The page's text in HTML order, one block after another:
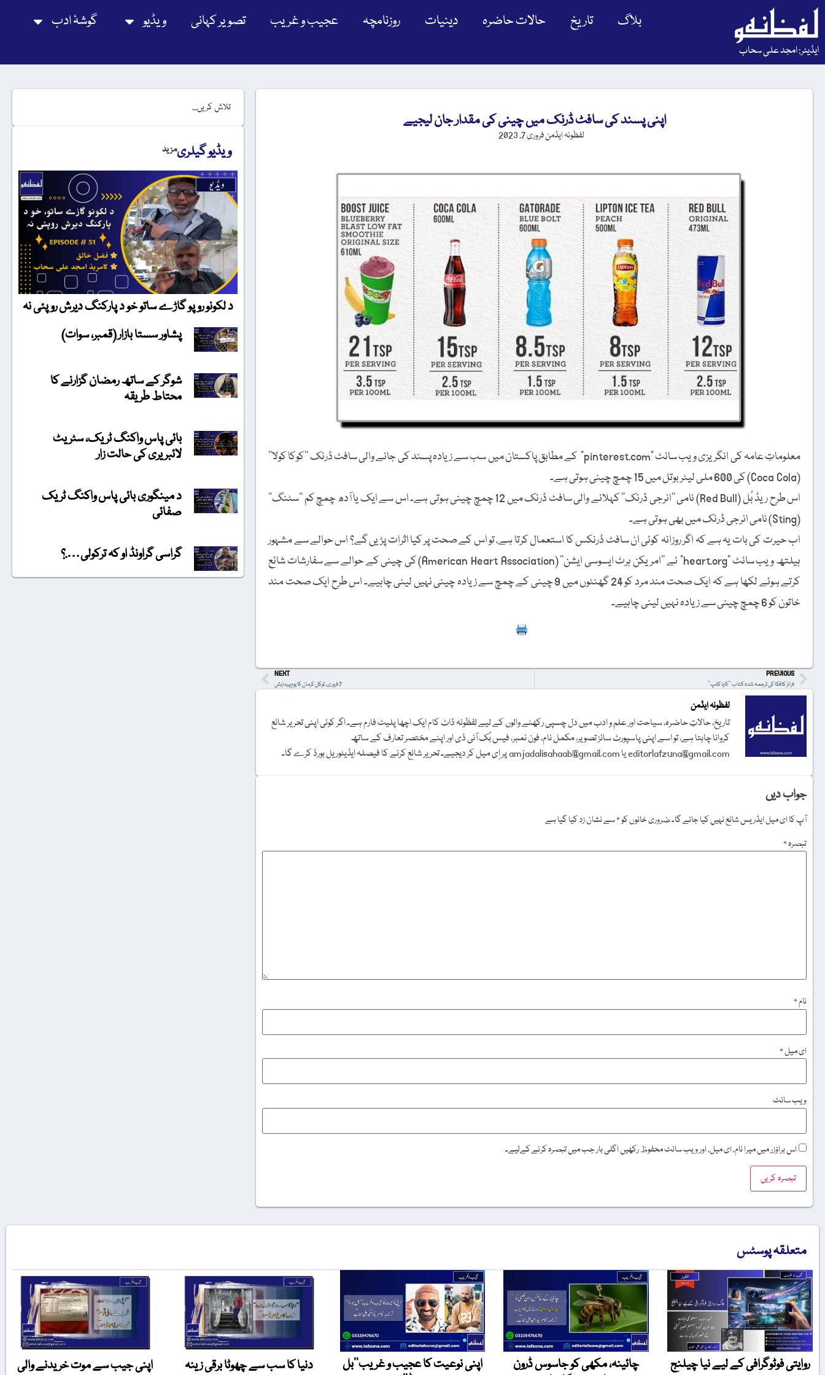
ایڈیٹر: امجد علی سحاب
بلاگ تاریخ حالات حاضرہ دینیات روزنامچہ عجیب و غریب تصویر کہانی ویڈیو گوشۂ ادب
اپنی پسند کی سافٹ ڈرنک میں چینی کی مقدار جان لیجیے
لفظونہ ایڈمنفروری 7, 2023
معلوماتِ عامہ کی انگریزی ویب سائٹ "pinterest.com” کے مطابق پاکستان میں سب سے زیادہ پسند کی جانے والی سافٹ ڈرنک ’’کوکا کولا‘‘
(Coca Cola) کی 600 ملی لیٹر بوتل میں 15 چمچ چینی ہوتی ہے۔
اس طرح ریڈ بُل (Red Bull) نامی ’’انرجی ڈرنک‘‘ کہلانے والی سافٹ ڈرنک میں 12 چمچ چینی ہوتی ہے۔ اس سے ایک یا آدھ چمچ کم ’’سٹنگ‘‘
(Sting) نامی انرجی ڈرنک میں بھی ہوتی ہے۔
اب حیرت کی بات یہ ہے کہ اگر روزانہ کوئی ان سافٹ ڈرنکس کا استعمال کرتا ہے، تو اس کے صحت پر کیا اثرات پڑیں گے؟ اس حوالے سے مشہور
ہیلتھ ویب سائٹ "heart.org” نے ’’امریکن ہرٹ ایسوسی ایشن‘‘ (American Heart Association) کی چینی کے حوالے سے سفارشات شائع
کرتے ہوئے لکھا ہے کہ ایک صحت مند مرد کو 24 گھنٹوں میں 9 چینی کے چمچ سے زیادہ چینی نہیں لینی چاہیے۔ اس طرح ایک صحت مند
خاتون کو 6 چمچ چینی سے زیادہ نہیں لینی چاہیے۔
PREVIOUS
فرانز کافکا کی ترجمہ شدہ کتاب ’’کایا کلپ‘‘
NEXT
7 فروری، توکل کرمان کا یومِ پیدایش
لفظونہ ایڈمن
تاریخ، حالاتِ حاضرہ، سیاحت اور علم و ادب میں دل چسپی رکھنے والوں کے لیے لفظونہ ڈاٹ کام ایک اچھا پلیٹ فارم ہے۔ اگر کوئی اپنی تحریر شائع
کروانا چاہتا ہے، تو اسے اپنی پاسپورٹ سائز تصویر، مکمل نام، فون نمبر، فیس بُک آئی ڈی اور اپنے مختصر تعارف کے ساتھ
editorlafzuna@gmail.com یا amjadalisahaab@gmail.com پر اِی میل کر دیجیے۔ تحریر شائع کرنے کا فیصلہ ایڈیٹوریل بورڈ کرے گا۔
جواب دیں
آپ کا ای میل ایڈریس شائع نہیں کیا جائے گا۔ضروری خانوں کو*سے نشان زد کیا گیا ہے
تبصرہ*
نام*
ای میل*
ویب‌ سائٹ
اس براؤزر میں میرا نام، ای میل، اور ویب سائٹ محفوظ رکھیں اگلی بار جب میں تبصرہ کرنے کےلیے۔
ویڈیو گیلریمزید
د لکونو روپو گاڑے ساتو خو د پارکنگ دیرش روپئی نہ
پشاور سستا بازار (قمبر، سوات)
شوگر کے ساتھ رمضان گزارنے کا
محتاط طریقہ
بائی پاس واکنگ ٹریک، سٹریٹ
لائبریری کی حالت زار
د مینگوری بائی پاس واکنگ ٹریک
صفائی
گراسی گراونڈ او کہ ترکولی….؟
متعلقہ پوسٹس
روایتی فوٹوگرافی کے لیے نیا چیلنج
چائینہ، مکھی کو جاسوس ڈرون
اپنی نوعیت کا عجیب و غریب’’بل
دنیا کا سب سے چھوٹا برقی زینہ
اپنی جیب سے موت خریدنے والی